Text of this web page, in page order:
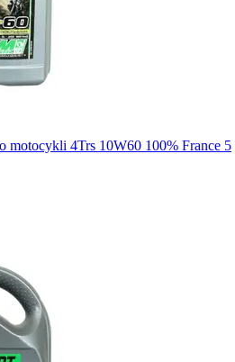
motocykli 4Trs 10W60 100% France 5